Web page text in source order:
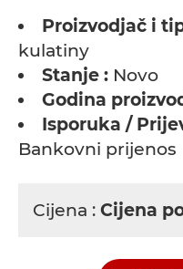
Proizvodjač i
kulatiny
Stanje : Novo
Godina
Isporuka /
Bankovni prijenos
Cijena : Cijena